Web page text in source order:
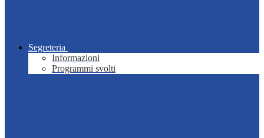
Segreteria
Informazioni
Programmi svolti